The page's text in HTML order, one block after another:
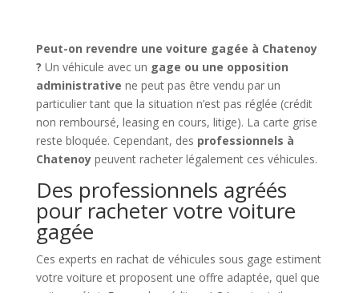
Peut-on revendre une voiture gagée à Chatenoy
? Un véhicule avec un gage ou une opposition
administrative ne peut pas être vendu par un
particulier tant que la situation n’est pas réglée (crédit
non remboursé, leasing en cours, litige). La carte grise
reste bloquée. Cependant, des professionnels à
Chatenoypeuvent racheter légalement ces véhicules.
Des professionnels agréés
pour racheter votre voiture
gagée
Ces experts en rachat de véhicules sous gage estiment
votre voiture et proposent une offre adaptée, quel que